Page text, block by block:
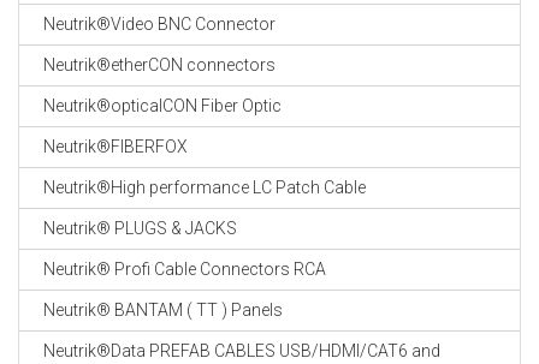
KOPER KABEL
OP ROL
OCC OPTICAL
FIBER CABLE
GE-ASSEMBLEERDE
19" RACKS
EN
TOEBEHOREN
Neutrik®Video BNC Connector
Neutrik®etherCON connectors
Neutrik®opticalCON Fiber Optic
Neutrik®FIBERFOX
Neutrik®High performance LC Patch Cable
Neutrik® PLUGS & JACKS
Neutrik® Profi Cable Connectors RCA
Neutrik® BANTAM ( TT ) Panels
Neutrik®Data PREFAB CABLES USB/HDMI/CAT6 and